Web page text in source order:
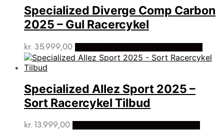
Specialized Diverge Comp Carbon
2025 – Gul Racercykel
kr. 35.999,00
Specialized Allez Sport 2025 –
Sort Racercykel Tilbud
kr. 13.999,00